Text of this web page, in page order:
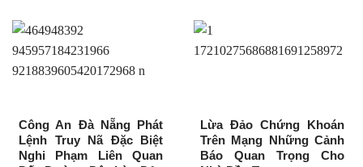
Công An Đà Nẵng Phát
Lệnh Truy Nã Đặc Biệt
Nghi Phạm Liên Quan
Lừa Đảo Chứng Khoán
Trên Mạng Những Cảnh
Báo Quan Trọng Cho